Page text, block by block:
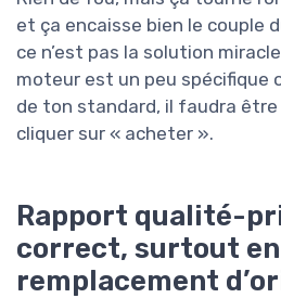
et ça encaisse bien le couple
ce n’est pas la solution
moteur est un peu spécifique
de ton standard, il faudra
cliquer sur « acheter ».
Rapport qualité-
correct, surtout en
remplacement